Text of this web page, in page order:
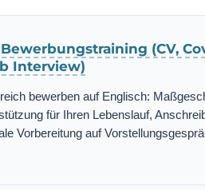
Bewerbungstraining (CV,
Interview)
bewerben auf Englisch:
für Ihren Lebenslauf,
Vorbereitung auf